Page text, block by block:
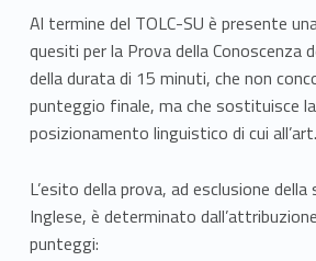
s
c
r
i
z
i
Al termine del TOLC-SU è presente
quesiti per la Prova della Conoscenza
della durata di 15 minuti, che non
punteggio finale, ma che sostituisce
posizionamento linguistico di cui
L’esito della prova, ad esclusione
Inglese, è determinato
punteggi: